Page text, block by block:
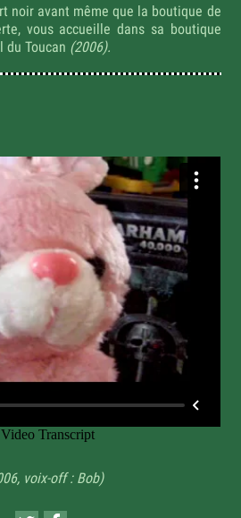
noir avant même que la boutique de
vous accueille dans sa boutique
Toucan (2006).
voix-off : Bob)